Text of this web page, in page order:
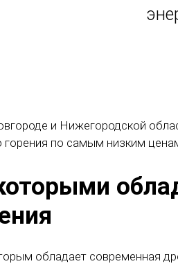
и Нижегородской
горения по самым низким
обладает современная